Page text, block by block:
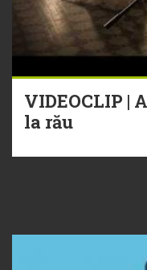
VIDEOCLIP |
la rău